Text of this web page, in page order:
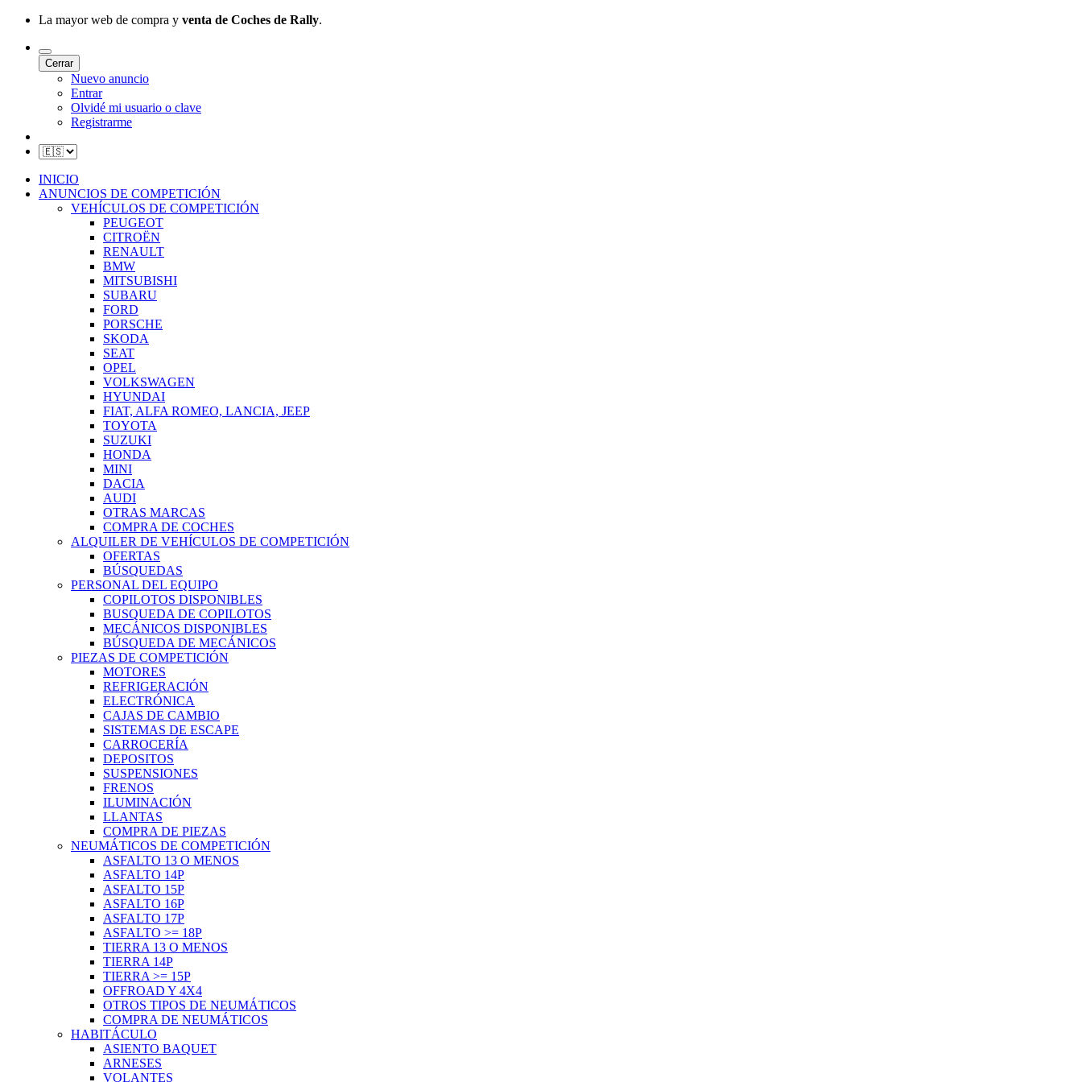
La mayor web de compra y venta de Coches de Rally.
Cerrar
Nuevo anuncio
Entrar
Olvidé mi usuario o clave
Registrarme
INICIO
ANUNCIOS DE COMPETICIÓN
VEHÍCULOS DE COMPETICIÓN
PEUGEOT
CITROËN
RENAULT
BMW
MITSUBISHI
SUBARU
FORD
PORSCHE
SKODA
SEAT
OPEL
VOLKSWAGEN
HYUNDAI
FIAT, ALFA ROMEO, LANCIA, JEEP
TOYOTA
SUZUKI
HONDA
MINI
DACIA
AUDI
OTRAS MARCAS
COMPRA DE COCHES
ALQUILER DE VEHÍCULOS DE COMPETICIÓN
OFERTAS
BÚSQUEDAS
PERSONAL DEL EQUIPO
COPILOTOS DISPONIBLES
BUSQUEDA DE COPILOTOS
MECÁNICOS DISPONIBLES
BÚSQUEDA DE MECÁNICOS
PIEZAS DE COMPETICIÓN
MOTORES
REFRIGERACIÓN
ELECTRÓNICA
CAJAS DE CAMBIO
SISTEMAS DE ESCAPE
CARROCERÍA
DEPOSITOS
SUSPENSIONES
FRENOS
ILUMINACIÓN
LLANTAS
COMPRA DE PIEZAS
NEUMÁTICOS DE COMPETICIÓN
ASFALTO 13 O MENOS
ASFALTO 14P
ASFALTO 15P
ASFALTO 16P
ASFALTO 17P
ASFALTO >= 18P
TIERRA 13 O MENOS
TIERRA 14P
TIERRA >= 15P
OFFROAD Y 4X4
OTROS TIPOS DE NEUMÁTICOS
COMPRA DE NEUMÁTICOS
HABITÁCULO
ASIENTO BAQUET
ARNESES
VOLANTES